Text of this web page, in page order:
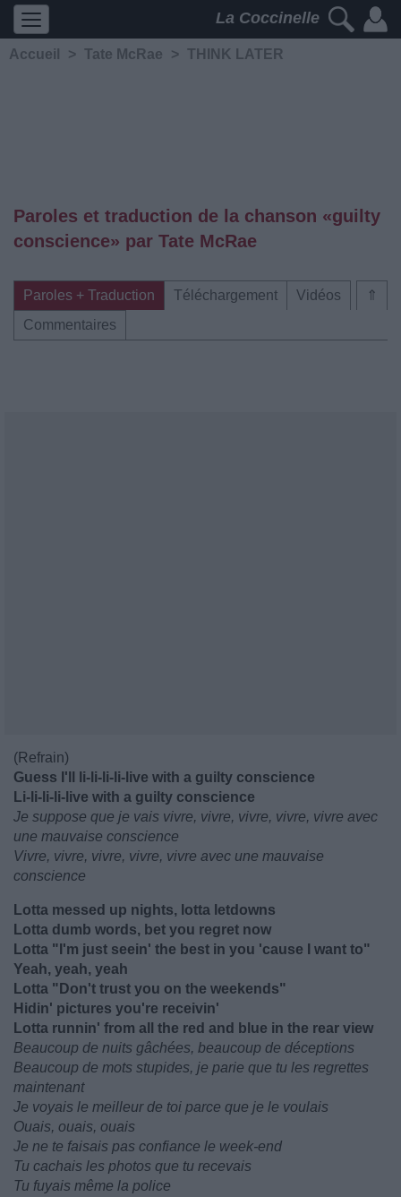
La Coccinelle
Accueil > Tate McRae > THINK LATER
Paroles et traduction de la chanson «​guilty
conscience» par Tate McRae
⇑
Paroles + Traduction Téléchargement
Vidéos
Commentaires
(Refrain)
Guess I'll li-li-li-li-live with a guilty conscience
Li-li-li-li-live with a guilty conscience
Je suppose que je vais vivre, vivre, vivre, vivre, vivre avec
une mauvaise conscience
Vivre, vivre, vivre, vivre, vivre avec une mauvaise
conscience
Lotta messed up nights, lotta letdowns
Lotta dumb words, bet you regret now
Lotta "I'm just seein' the best in you 'cause I want to"
Yeah, yeah, yeah
Lotta "Don't trust you on the weekends"
Hidin' pictures you're receivin'
Lotta runnin' from all the red and blue in the rear view
Beaucoup de nuits gâchées, beaucoup de déceptions
Beaucoup de mots stupides, je parie que tu les regrettes
maintenant
Je voyais le meilleur de toi parce que je le voulais
Ouais, ouais, ouais
Je ne te faisais pas confiance le week-end
Tu cachais les photos que tu recevais
Tu fuyais même la police